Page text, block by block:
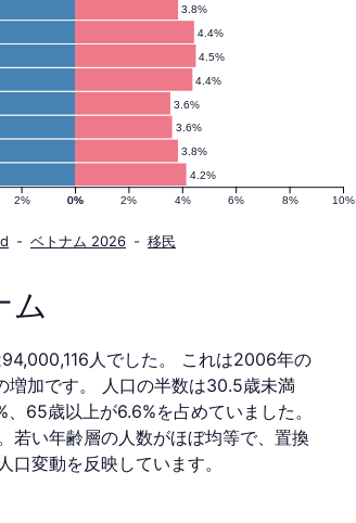
4.2%
3.8%
3.6%
3.6%
4.4%
4.5%
4.4%
3.8%
0% 2% 4% 6% 8% 10%
2% 0%
- ベトナム 2026 - 移民
ム
人でした。 これは2006年の
増加です。 人口の半数は30.5歳未満
65歳以上が6.6%を占めていました。
若い年齢層の人数がほぼ均等で、置換
変動を反映しています。